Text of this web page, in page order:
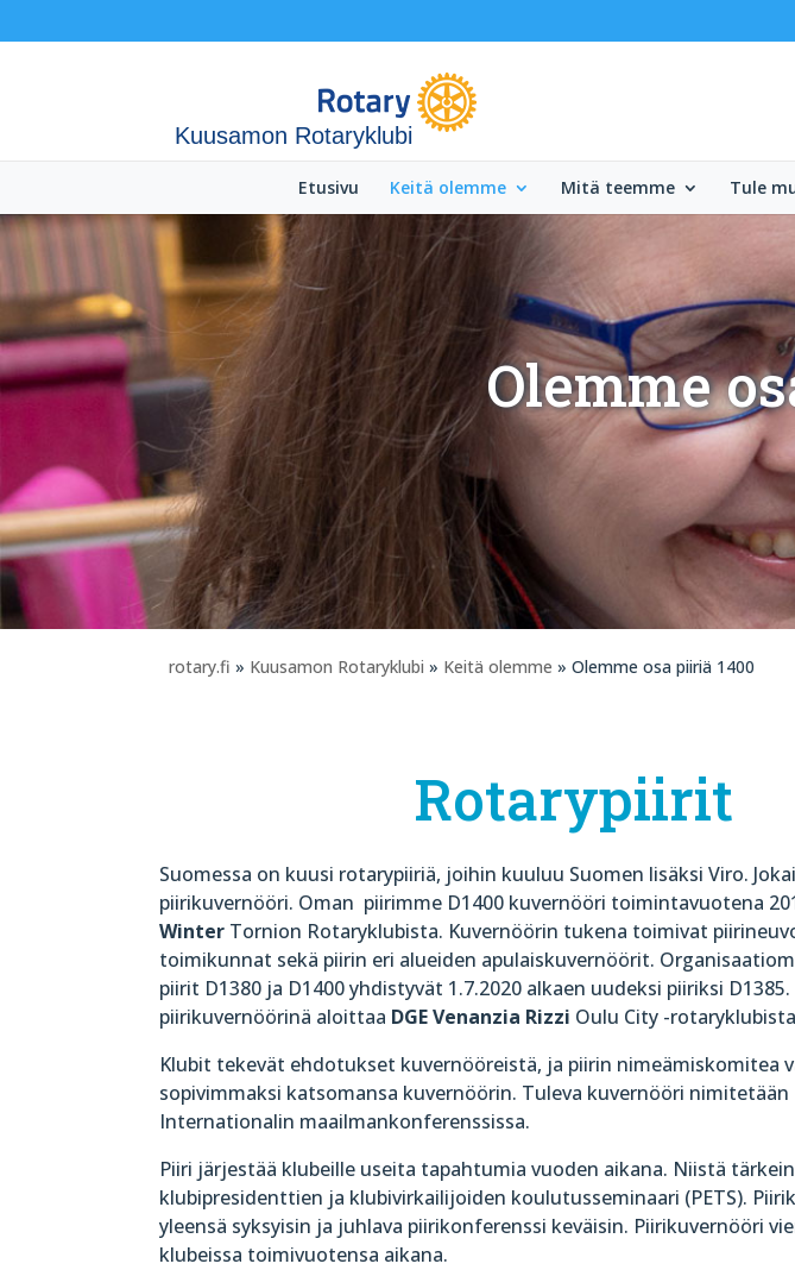
Kuusamon Rotaryklubi
Etusivu Keitä olemme Mitä teemme Tule
Olemme
rotary.fi » Kuusamon Rotaryklubi » Keitä olemme » Olemme osa piiriä 1400
Rotarypiirit
Suomessa on kuusi rotarypiiriä, joihin kuuluu Suomen lisäksi Viro.
piirikuvernööri. Oman piirimme D1400 kuvernööri toimintavuotena
Winter Tornion Rotaryklubista. Kuvernöörin tukena toimivat
toimikunnat sekä piirin eri alueiden apulaiskuvernöörit.
piirit D1380 ja D1400 yhdistyvät 1.7.2020 alkaen uudeksi piiriksi
piirikuvernöörinä aloittaa DGE Venanzia Rizzi Oulu City -
Klubit tekevät ehdotukset kuvernööreistä, ja piirin nimeämiskomitea
sopivimmaksi katsomansa kuvernöörin. Tuleva kuvernööri nimitetään
Internationalin maailmankonferenssissa.
Piiri järjestää klubeille useita tapahtumia vuoden aikana. Niistä
klubipresidenttien ja klubivirkailijoiden koulutusseminaari (PETS).
yleensä syksyisin ja juhlava piirikonferenssi keväisin. Piirikuvernööri
klubeissa toimivuotensa aikana.